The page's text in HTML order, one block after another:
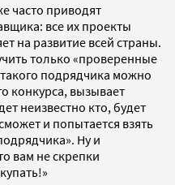
часто приводят
все их проекты
на развитие всей страны.
только «проверенные
подрядчика можно
конкурса, вызывает
неизвестно кто, будет
и попытается взять
Ну и
вам не скрепки